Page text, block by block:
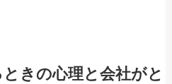
きの心理と会社がと